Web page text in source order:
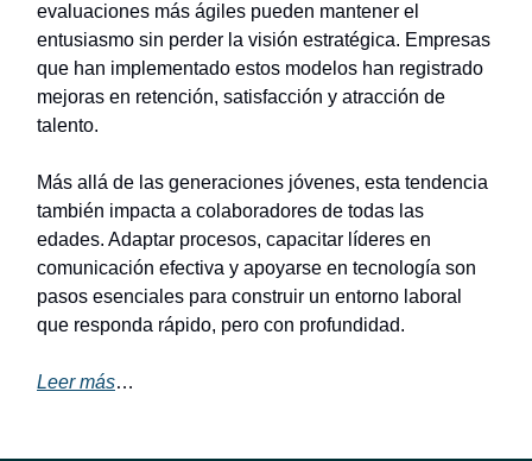
evaluaciones más ágiles pueden mantener el
entusiasmo sin perder la visión estratégica. Empresas
que han implementado estos modelos han registrado
mejoras en retención, satisfacción y atracción de
talento.
Más allá de las generaciones jóvenes, esta tendencia
también impacta a colaboradores de todas las
edades. Adaptar procesos, capacitar líderes en
comunicación efectiva y apoyarse en tecnología son
pasos esenciales para construir un entorno laboral
que responda rápido, pero con profundidad.
Leer más…